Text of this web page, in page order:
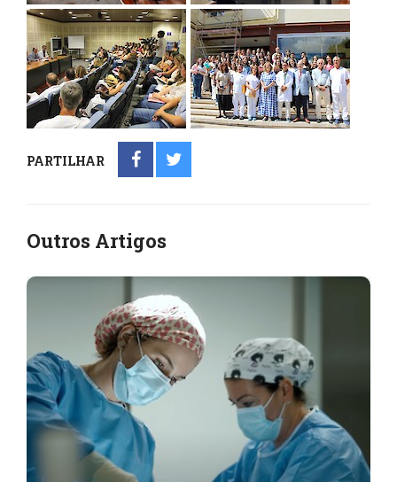
PARTILHAR
Outros Artigos